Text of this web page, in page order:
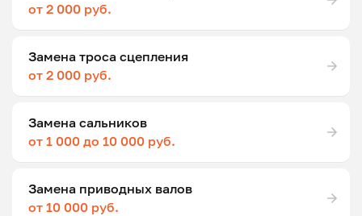
от 2 000 руб.
Замена троса сцепления
от 2 000 руб.
Замена сальников
от 1 000 до 10 000 руб.
Замена приводных валов
от 10 000 руб.